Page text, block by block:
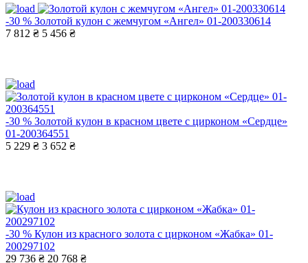
-30 % Золотой кулон с жемчугом «Ангел» 01-200330614
7 812 ₴ 5 456 ₴
-30 % Золотой кулон в красном цвете с цирконом «Сердце»
01-200364551
5 229 ₴ 3 652 ₴
-30 % Кулон из красного золота с цирконом «Жабка» 01-
200297102
29 736 ₴ 20 768 ₴